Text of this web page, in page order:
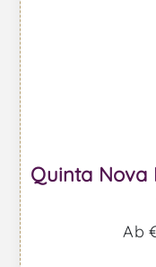
Quinta Nova
Ab